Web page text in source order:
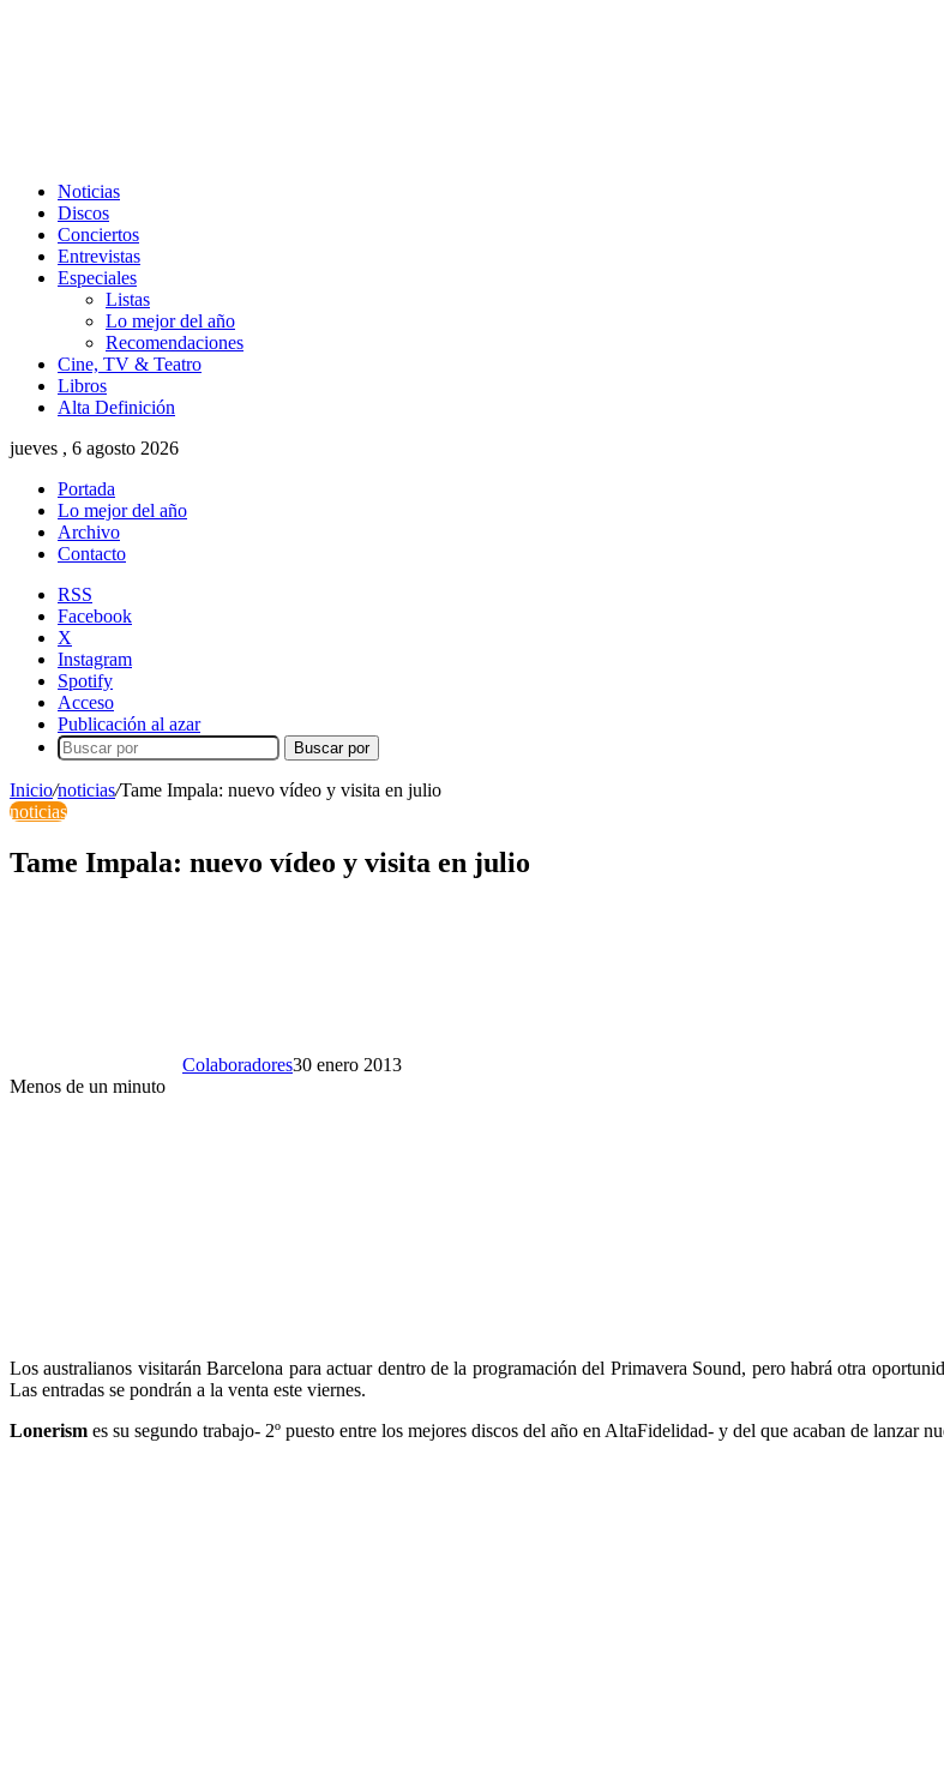
Noticias
Discos
Conciertos
Entrevistas
Especiales
Listas
Lo mejor del año
Recomendaciones
Cine, TV & Teatro
Libros
Alta Definición
jueves , 6 agosto 2026
Portada
Lo mejor del año
Archivo
Contacto
RSS
Facebook
X
Instagram
Spotify
Acceso
Publicación al azar
Buscar por
Inicio/noticias/Tame Impala: nuevo vídeo y visita en julio
noticias
Tame Impala: nuevo vídeo y visita en julio
Colaboradores30 enero 2013
Menos de un minuto
Los australianos visitarán Barcelona para actuar dentro de la programación del Primavera Sound, pero habrá otra
Las entradas se pondrán a la venta este viernes.
Lonerism es su segundo trabajo- 2º puesto entre los mejores discos del año en AltaFidelidad- y del que acaban de lanzar